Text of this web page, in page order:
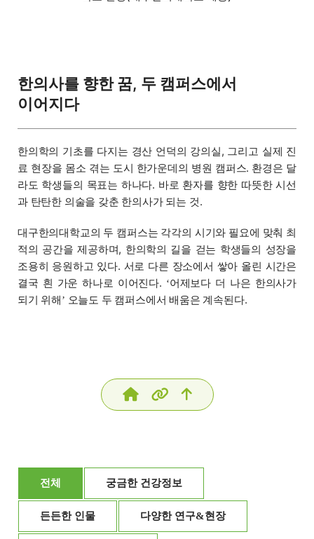
한의사를 향한 꿈, 두 캠퍼스에서
이어지다
한의학의 기초를 다지는 경산 언덕의 강의실, 그리고 실제 진
료 현장을 몸소 겪는 도시 한가운데의 병원 캠퍼스. 환경은 달
라도 학생들의 목표는 하나다. 바로 환자를 향한 따뜻한 시선
과 탄탄한 의술을 갖춘 한의사가 되는 것.
대구한의대학교의 두 캠퍼스는 각각의 시기와 필요에 맞춰 최
적의 공간을 제공하며, 한의학의 길을 걷는 학생들의 성장을
조용히 응원하고 있다. 서로 다른 장소에서 쌓아 올린 시간은
결국 흰 가운 하나로 이어진다. ‘어제보다 더 나은 한의사가
되기 위해’ 오늘도 두 캠퍼스에서 배움은 계속된다.
전체 궁금한 건강정보
든든한 인물 다양한 연구&현장